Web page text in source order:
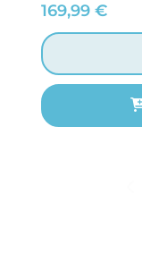
169,99 €